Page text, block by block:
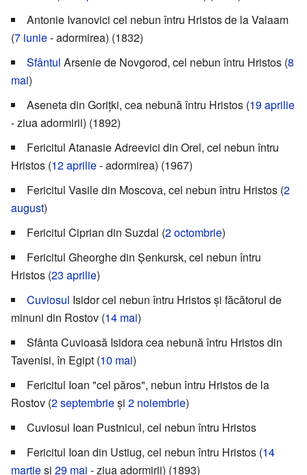
Antonie Ivanovici cel nebun întru Hristos de la Valaam
(7 iunie- adormirea) (1832)
Sfântul Arsenie de Novgorod, cel nebun întru Hristos (8
mai)
Aseneta din Gorițki, cea nebună întru Hristos (19 aprilie
- ziua adormirii) (1892)
Fericitul Atanasie Adreevici din Orel, cel nebun întru
Hristos (12 aprilie- adormirea) (1967)
Fericitul Vasile din Moscova, cel nebun întru Hristos (2
august)
Fericitul Ciprian din Suzdal (2 octombrie)
Fericitul Gheorghe din Șenkursk, cel nebun întru
Hristos (23 aprilie)
Cuviosul Isidor cel nebun întru Hristos și făcătorul de
minuni din Rostov (14 mai)
Sfânta Cuvioasă Isidora cea nebună întru Hristos din
Tavenisi, în Egipt (10 mai)
Fericitul Ioan "cel păros", nebun întru Hristos de la
Rostov (2 septembrieși 2 noiembrie)
Cuviosul Ioan Pustnicul, cel nebun întru Hristos
Fericitul Ioan din Ustiug, cel nebun întru Hristos (14
martieși 29 mai - ziua adormirii) (1893)